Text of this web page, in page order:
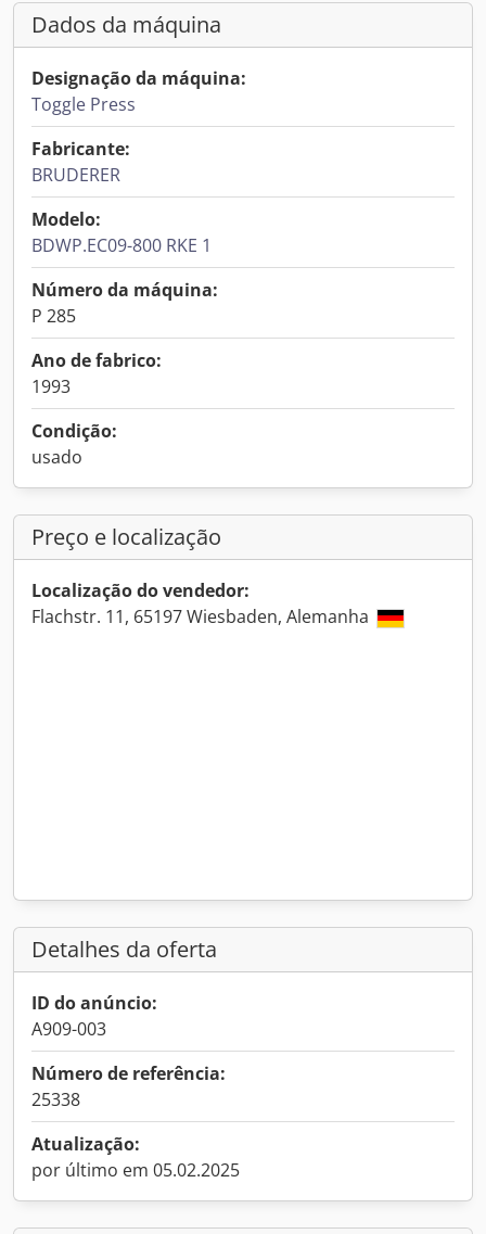
Dados da máquina
Designação da máquina:
Toggle Press
Fabricante:
BRUDERER
Modelo:
BDWP.EC09-800 RKE 1
Número da máquina:
P 285
Ano de fabrico:
1993
Condição:
usado
Preço e localização
Localização do vendedor:
Flachstr. 11, 65197 Wiesbaden, Alemanha
Detalhes da oferta
ID do anúncio:
A909-003
Número de referência:
25338
Atualização:
por último em 05.02.2025